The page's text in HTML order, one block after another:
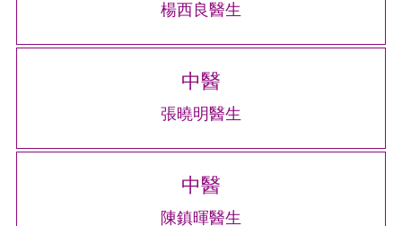
楊西良醫生
中醫
張曉明醫生
中醫
陳鎮暉醫生